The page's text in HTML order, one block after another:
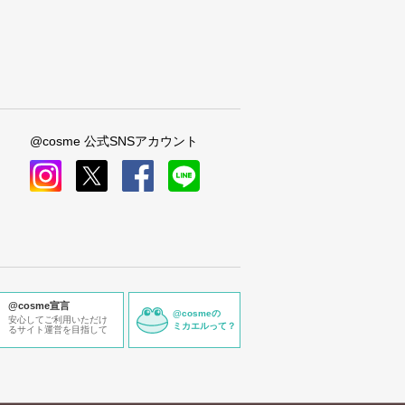
@cosme 公式SNSアカウント
@cosme宣言
安心してご利用いただけ
るサイト運営を目指して
@cosmeの
ミカエルって？